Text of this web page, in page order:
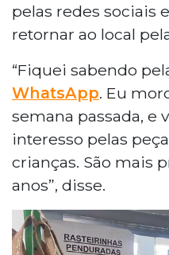
pelas redes sociais
retornar ao local
“Fiquei sabendo
WhatsApp. Eu
semana passada, e
interesso pelas
crianças. São mais
anos”, disse.